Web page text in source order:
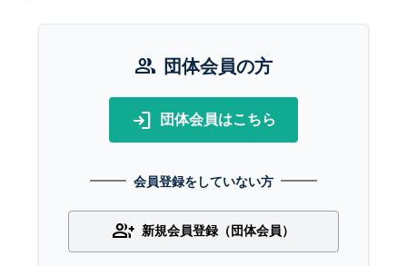
group 団体会員の方
login 団体会員はこちら
会員登録をしていない方
group_add 新規会員登録（団体会員）